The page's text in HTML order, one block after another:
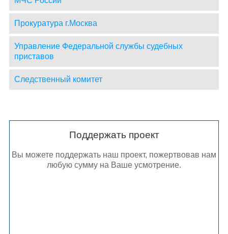
Прокуратура г.Москва
Управление Федеральной службы судебных
приставов
Следственный комитет
Поддержать проект
Вы можете поддержать наш проект, пожертвовав нам
любую сумму на Ваше усмотрение.